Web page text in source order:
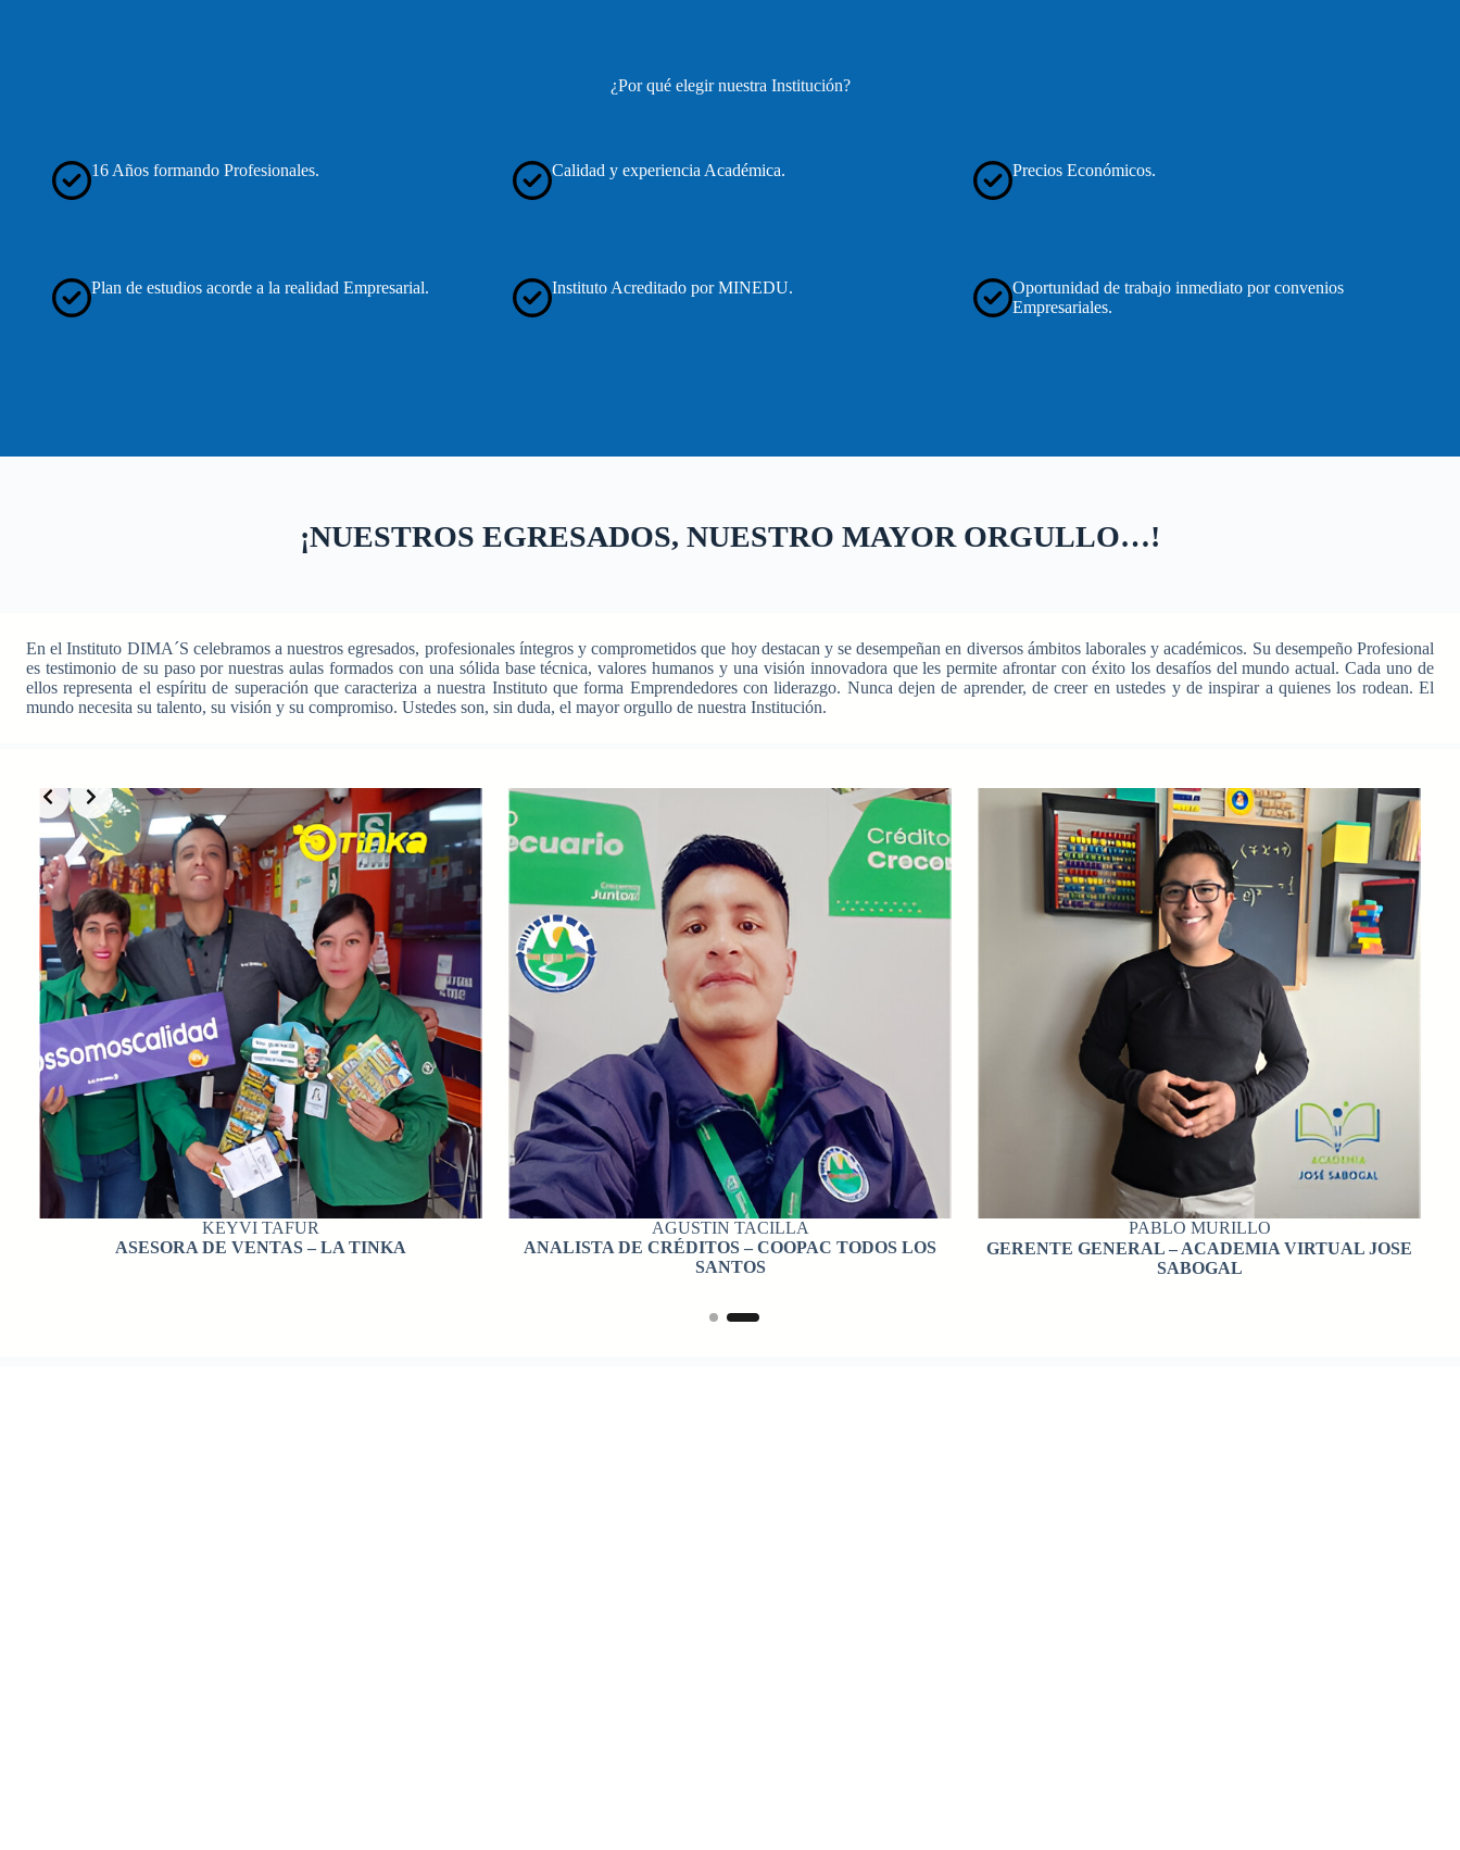
¿Por qué elegir nuestra Institución?
16 Años formando Profesionales. Calidad y experiencia Académica. Precios Económicos.
Plan de estudios acorde a la realidad Empresarial. Instituto Acreditado por MINEDU.
Oportunidad de trabajo inmediato por convenios
Empresariales.
¡NUESTROS EGRESADOS, NUESTRO MAYOR ORGULLO…!
En el Instituto DIMA´S celebramos a nuestros egresados, profesionales íntegros y comprometidos que hoy destacan y se desempeñan en diversos ámbitos laborales y académicos. Su desempeño Profesional
es testimonio de su paso por nuestras aulas formados con una sólida base técnica, valores humanos y una visión innovadora que les permite afrontar con éxito los desafíos del mundo actual. Cada uno de
ellos representa el espíritu de superación que caracteriza a nuestra Instituto que forma Emprendedores con liderazgo. Nunca dejen de aprender, de creer en ustedes y de inspirar a quienes los rodean. El
mundo necesita su talento, su visión y su compromiso. Ustedes son, sin duda, el mayor orgullo de nuestra Institución.
KEYVI TAFUR
ASESORA DE VENTAS – LA TINKA
AGUSTIN TACILLA
ANALISTA DE CRÉDITOS – COOPAC TODOS LOS
SANTOS
PABLO MURILLO
GERENTE GENERAL – ACADEMIA VIRTUAL JOSE
SABOGAL